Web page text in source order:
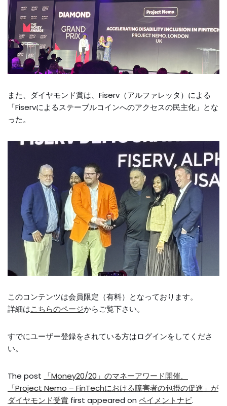
また、ダイヤモンド賞は、Fiserv（アルファレッタ）による
「Fiservによるステーブルコインへのアクセスの民主化」とな
った。
このコンテンツは会員限定（有料）となっております。
詳細はこちらのページからご覧下さい。
すでにユーザー登録をされている方はログインをしてくださ
い。
The post
「Money20/20」のマネーアワード開催、
「Project Nemo – FinTechにおける障害者の包摂の促進」が
ダイヤモンド受賞 first appeared on ペイメントナビ.